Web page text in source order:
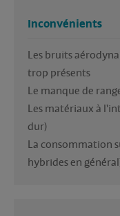
Inconvénients
Les bruits
trop présents
Le manque de
Les matériaux à
dur)
La consommation
hybrides en